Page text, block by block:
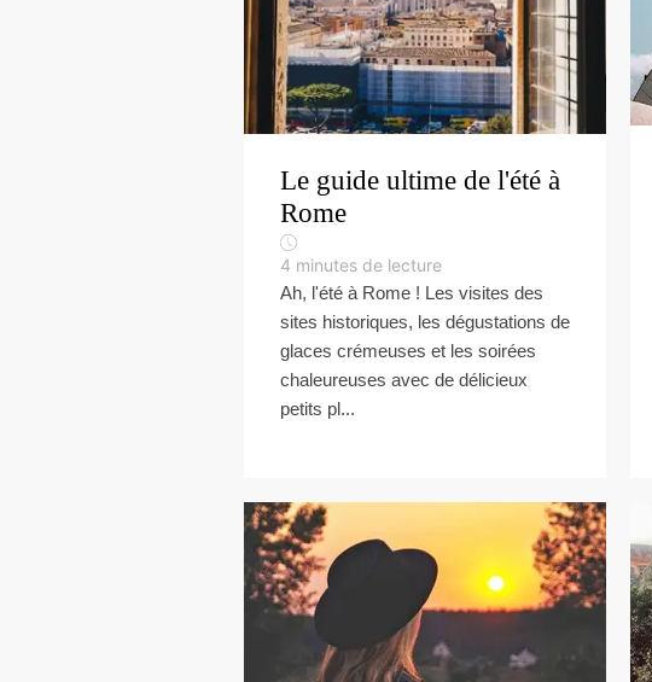
Le guide ultime de l'été à
Rome
4 minutes de lecture
Ah, l'été à Rome ! Les visites des
sites historiques, les dégustations de
glaces crémeuses et les soirées
chaleureuses avec de délicieux
petits pl...